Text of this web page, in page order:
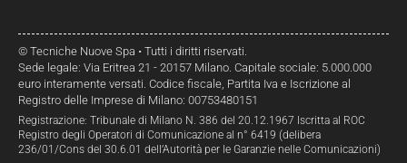
© Tecniche Nuove Spa • Tutti i diritti riservati.
Sede legale: Via Eritrea 21 - 20157 Milano. Capitale sociale: 5.000.000
euro interamente versati. Codice fiscale, Partita Iva e Iscrizione al
Registro delle Imprese di Milano: 00753480151
Registrazione: Tribunale di Milano N. 386 del 20.12.1967 Iscritta al ROC
Registro degli Operatori di Comunicazione al n° 6419 (delibera
236/01/Cons del 30.6.01 dell’Autorità per le Garanzie nelle Comunicazioni)